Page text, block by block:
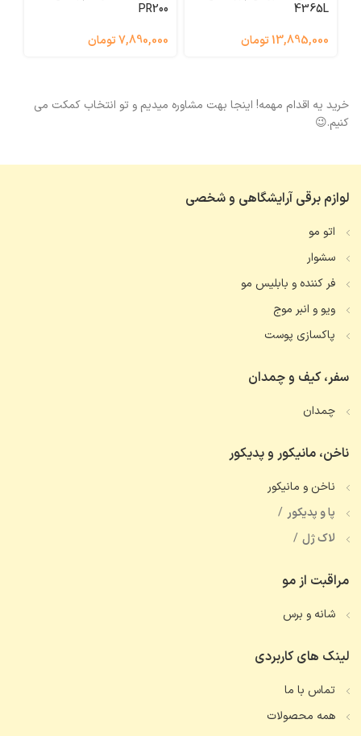
4365L
13,895,000 تومان
PR200
7,890,000 تومان
خرید یه اقدام مهمه! اینجا بهت مشاوره میدیم و تو انتخاب کمکت می
کنیم.😉
لوازم برقی آرایشگاهی و شخصی
اتو مو
سشوار
فر کننده و بابلیس مو
ویو و انبر موج
پاکسازی پوست
سفر، کیف و چمدان
چمدان
ناخن، مانیکور و پدیکور
ناخن و مانیکور
پا و پدیکور
لاک ژل
مراقبت از مو
شانه و برس
لینک های کاربردی
تماس با ما
همه محصولات